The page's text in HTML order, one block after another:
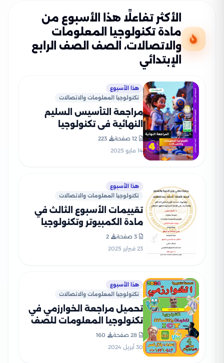
الأكثر تفاعلًا هذا الأسبوع من
مادة تكنولوجيا المعلومات
والاتصالات، الصف الصف الرابع
الإبتدائي
هذا الأسبوع
تكنولوجيا المعلومات والاتصالات
مراجعة التأسيس السليم
النهائية في تكنولوجيا
المعلومات والاتصالات لرابعة
12 صفحة
223
14 مايو 2025
هذا الأسبوع
تكنولوجيا المعلومات والاتصالات
تقييمات الأسبوع الثالث في
مادة الكمبيوتر وتكنولوجيا
المعلومات للصف الرابع
3 صفحة
2
23 فبراير 2025
هذا الأسبوع
تكنولوجيا المعلومات والاتصالات
تحميل مراجعة الخوارزمي في
تكنولوجيا المعلومات للصف
الرابع الابتدائي الترم الثاني
28 صفحة
160
30 أبريل 2024